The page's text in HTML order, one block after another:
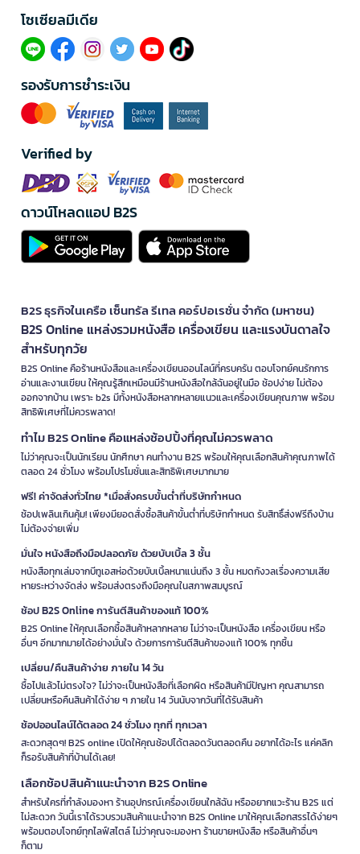
โซเซียลมีเดีย​
รองรับการชำระเงิน
Verified by
ดาวน์โหลดแอป B2S
B2S ธุรกิจในเครือ เซ็นทรัล รีเทล คอร์ปอเรชั่น จำกัด (มหาชน)
B2S Online แหล่งรวมหนังสือ เครื่องเขียน และแรงบันดาลใจ
สำหรับทุกวัย
B2S Online คือร้านหนังสือและเครื่องเขียนออนไลน์ที่ครบครัน ตอบโจทย์คนรักการ
อ่านและงานเขียน ให้คุณรู้สึกเหมือนมีร้านหนังสือใกล้ฉันอยู่ในมือ ช้อปง่าย ไม่ต้อง
ออกจากบ้าน เพราะ b2s มีทั้งหนังสือหลากหลายแนวและเครื่องเขียนคุณภาพ พร้อม
สิทธิพิเศษที่ไม่ควรพลาด!
ทำไม B2S Online คือแหล่งช้อปปิ้งที่คุณไม่ควรพลาด
ไม่ว่าคุณจะเป็นนักเรียน นักศึกษา คนทำงาน B2S พร้อมให้คุณเลือกสินค้าคุณภาพได้
ตลอด 24 ชั่วโมง พร้อมโปรโมชั่นและสิทธิพิเศษมากมาย
ฟรี! ค่าจัดส่งทั่วไทย *เมื่อสั่งครบขั้นต่ำที่บริษัทกำหนด
ช้อปเพลินเกินคุ้ม! เพียงมียอดสั่งซื้อสินค้าขั้นต่ำที่บริษัทกำหนด รับสิทธิ์ส่งฟรีถึงบ้าน
ไม่ต้องจ่ายเพิ่ม
มั่นใจ หนังสือถึงมือปลอดภัย ด้วยบับเบิ้ล 3 ชั้น
หนังสือทุกเล่มจากบีทูเอสห่อด้วยบับเบิ้ลหนาแน่นถึง 3 ชั้น หมดกังวลเรื่องความเสีย
หายระหว่างจัดส่ง พร้อมส่งตรงถึงมือคุณในสภาพสมบูรณ์
ช้อป B2S Online การันตีสินค้าของแท้ 100%
B2S Online ให้คุณเลือกซื้อสินค้าหลากหลาย ไม่ว่าจะเป็นหนังสือ เครื่องเขียน หรือ
อื่นๆ อีกมากมายได้อย่างมั่นใจ ด้วยการการันตีสินค้าของแท้ 100% ทุกชิ้น
เปลี่ยน/คืนสินค้าง่าย ภายใน 14 วัน
ซื้อไปแล้วไม่ตรงใจ? ไม่ว่าจะเป็นหนังสือที่เลือกผิด หรือสินค้ามีปัญหา คุณสามารถ
เปลี่ยนหรือคืนสินค้าได้ง่าย ๆ ภายใน 14 วันนับจากวันที่ได้รับสินค้า
ช้อปออนไลน์ได้ตลอด 24 ชั่วโมง ทุกที่ ทุกเวลา
สะดวกสุดๆ! B2S online เปิดให้คุณช้อปได้ตลอดวันตลอดคืน อยากได้อะไร แค่คลิก
ก็รอรับสินค้าที่บ้านได้เลย!
เลือกช้อปสินค้าแนะนำจาก B2S Online
สำหรับใครที่กำลังมองหา ร้านอุปกรณ์เครื่องเขียนใกล้ฉัน หรืออยากแวะร้าน B2S แต่
ไม่สะดวก วันนี้เราได้รวบรวมสินค้าแนะนำจาก B2S Online มาให้คุณเลือกสรรได้ง่ายๆ
พร้อมตอบโจทย์ทุกไลฟ์สไตล์ ไม่ว่าคุณจะมองหา ร้านขายหนังสือ หรือสินค้าอื่นๆ
ก็ตาม